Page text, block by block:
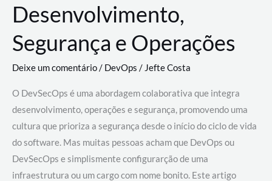
Desenvolvimento,
Segurança e Operações
Deixe um comentário/ DevOps /Jefte Costa
O DevSecOps é uma abordagem colaborativa que integra
desenvolvimento, operações e segurança, promovendo uma
cultura que prioriza a segurança desde o início do ciclo de vida
do software. Mas muitas pessoas acham que DevOps ou
DevSecOps e simplismente configurarção de uma
infraestrutura ou um cargo com nome bonito. Este artigo